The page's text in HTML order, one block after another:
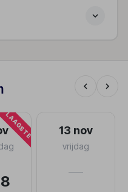
LAAGSTE 13 nov
vrijdag
—